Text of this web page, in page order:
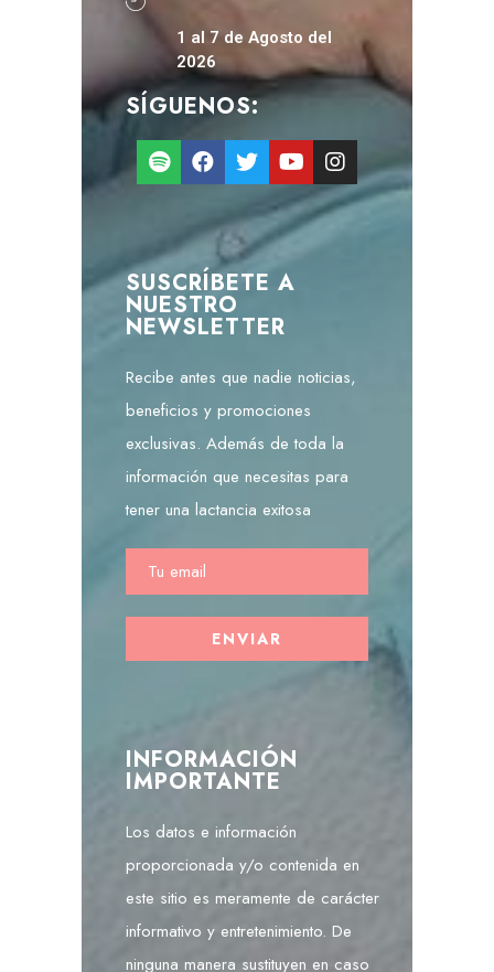
1 al 7 de Agosto del
2026
SÍGUENOS:
SUSCRÍBETE A
NUESTRO
NEWSLETTER
Recibe antes que nadie noticias,
beneficios y promociones
exclusivas. Además de toda la
información que necesitas para
tener una lactancia exitosa
INFORMACIÓN
IMPORTANTE
Los datos e información
proporcionada y/o contenida en
este sitio es meramente de carácter
informativo y entretenimiento. De
ninguna manera sustituyen en caso